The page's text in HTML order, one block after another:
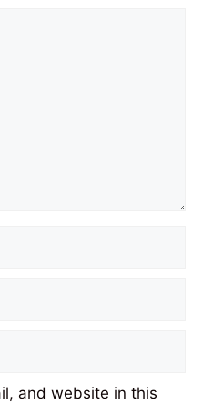
and website in this